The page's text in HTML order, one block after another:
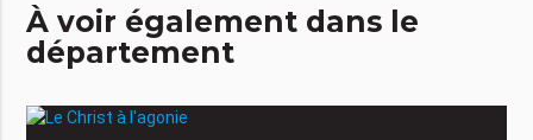
À voir également dans le
département